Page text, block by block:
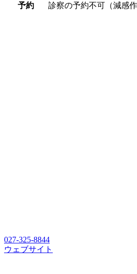
予約
診察の予約不可（減感
027-325-8844
ウェブサイト